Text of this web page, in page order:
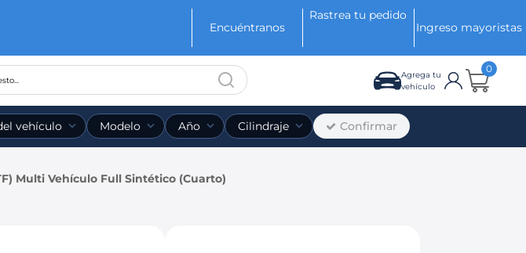
Encuéntranos
Rastrea tu pedido
Ingreso mayoristas
del repuesto...
Agrega tu
vehículo
0
vehículo Modelo Año Cilindraje Confirmar
Multi Vehículo Full Sintético (Cuarto)